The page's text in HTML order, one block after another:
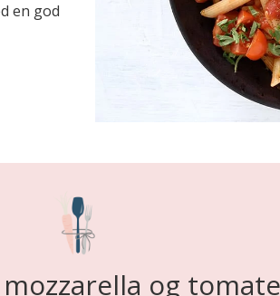
en god
og